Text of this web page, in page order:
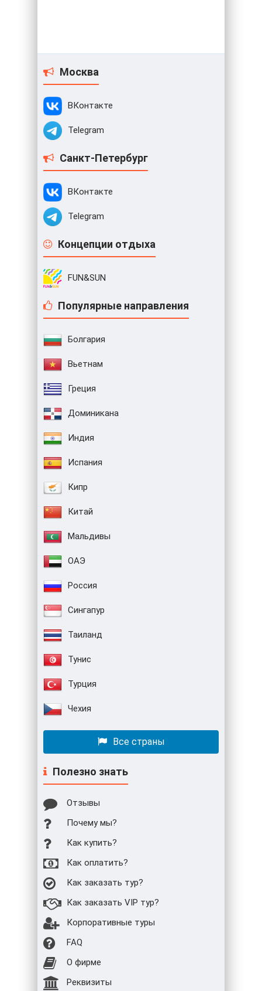
Москва
ВКонтакте
Telegram
Санкт-Петербург
ВКонтакте
Telegram
Концепции отдыха
FUN&SUN
Популярные направления
Болгария
Вьетнам
Греция
Доминикана
Индия
Испания
Кипр
Китай
Мальдивы
ОАЭ
Россия
Сингапур
Таиланд
Тунис
Турция
Чехия
Все страны
Полезно знать
Отзывы
Почему мы?
Как купить?
Как оплатить?
Как заказать тур?
Как заказать VIP тур?
Корпоративные туры
FAQ
О фирме
Реквизиты